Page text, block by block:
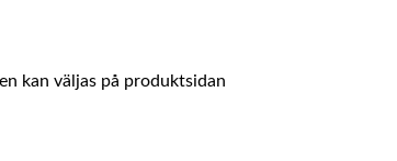
kan väljas på produktsidan